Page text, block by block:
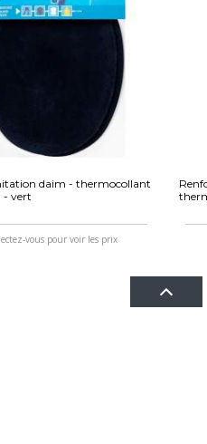
daim - thermocollant
- vert
vous pour voir les prix